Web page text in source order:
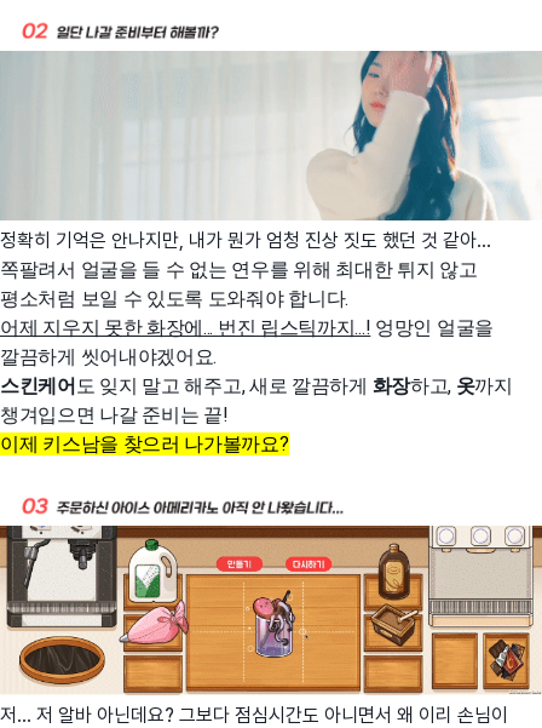
정확히 기억은 안나지만, 내가 뭔가 엄청 진상 짓도 했던 것 같아...
쪽팔려서 얼굴을 들 수 없는 연우를 위해 최대한 튀지 않고
평소처럼 보일 수 있도록 도와줘야 합니다.
어제 지우지 못한 화장에... 번진 립스틱까지...! 엉망인 얼굴을
깔끔하게 씻어내야겠어요.
스킨케어도 잊지 말고 해주고, 새로 깔끔하게 화장하고, 옷까지
챙겨입으면 나갈 준비는 끝!
이제 키스남을 찾으러 나가볼까요?
저... 저 알바 아닌데요? 그보다 점심시간도 아니면서 왜 이리 손님이